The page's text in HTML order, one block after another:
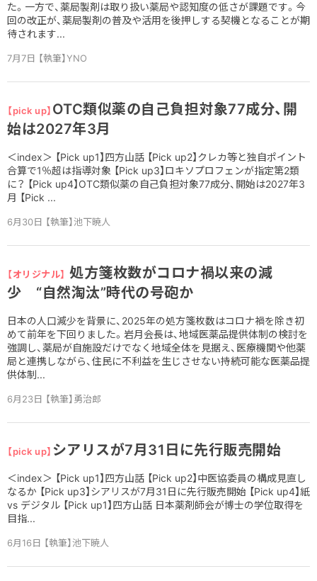
た。一方で、薬局製剤は取り扱い薬局や認知度の低さが課題です。今
回の改正が、薬局製剤の普及や活用を後押しする契機となることが期
待されます...
7月7日 【執筆】YNO
【pick up】 OTC類似薬の自己負担対象77成分、開
始は2027年3月
＜index＞ 【Pick up1】四方山話 【Pick up2】クレカ等と独自ポイント
合算で1％超は指導対象 【Pick up3】ロキソプロフェンが指定第2類
に？ 【Pick up4】OTC類似薬の自己負担対象77成分、開始は2027年3
月 【Pick ...
6月30日 【執筆】池下暁人
【オリジナル】
処方箋枚数がコロナ禍以来の減
少 “自然淘汰”時代の号砲か
日本の人口減少を背景に、2025年の処方箋枚数はコロナ禍を除き初
めて前年を下回りました。岩月会長は、地域医薬品提供体制の検討を
強調し、薬局が自施設だけでなく地域全体を見据え、医療機関や他薬
局と連携しながら、住民に不利益を生じさせない持続可能な医薬品提
供体制...
6月23日 【執筆】勇治郎
【pick up】 シアリスが7月31日に先行販売開始
＜index＞ 【Pick up1】四方山話 【Pick up2】中医協委員の構成見直し
なるか 【Pick up3】シアリスが7月31日に先行販売開始 【Pick up4】紙
vs デジタル 【Pick up1】四方山話 日本薬剤師会が博士の学位取得を
目指...
6月16日 【執筆】池下暁人